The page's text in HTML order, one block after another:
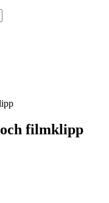
filmklipp